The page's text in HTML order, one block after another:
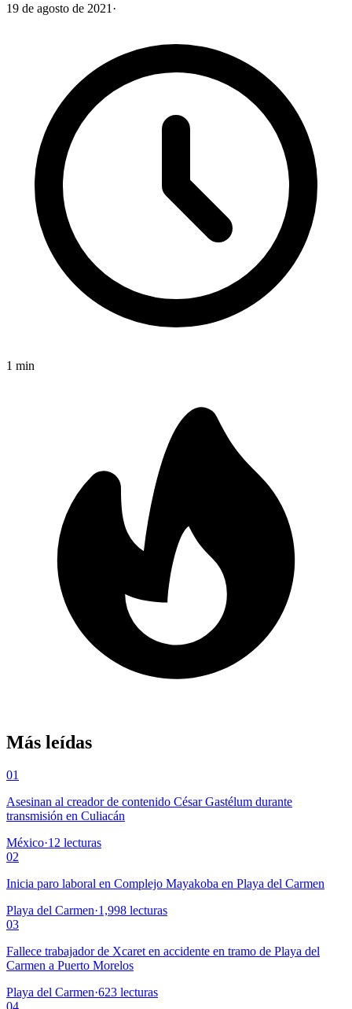
19 de agosto de 2021 ·
1 min
Más leídas
01
Asesinan al creador de contenido César Gastélum durante
transmisión en Culiacán
México·12 lecturas
02
Inicia paro laboral en Complejo Mayakoba en Playa del Carmen
Playa del Carmen·1,998 lecturas
03
Fallece trabajador de Xcaret en accidente en tramo de Playa del
Carmen a Puerto Morelos
Playa del Carmen·623 lecturas